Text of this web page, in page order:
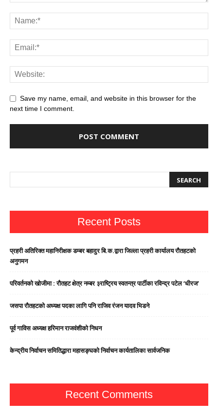
Save my name, email, and website in this browser for the
next time I comment.
Recent Posts
प्रहरी अतिरिक्त महानिरीक्षक डम्बर बहादुर बि.क.द्वारा जिल्ला प्रहरी कार्यालय रौतहटको
अनुगमन
परिवर्तनको खोजीमा : रौतहट क्षेत्र नम्बर ३राष्ट्रिय स्वतन्त्र पार्टीका रविन्द्र पटेल ‘धीरज’
जसपा राैतहटको अध्यक्ष पदका लागि पनि राजिव रंजन यादव भिडने
पूर्व गाविस अध्यक्ष हरिमान राजवंशीको निधन
केन्द्रीय निर्वाचन समितिद्धारा महासङ्घको निर्वाचन कार्यतालिका सार्वजनिक
Recent Comments